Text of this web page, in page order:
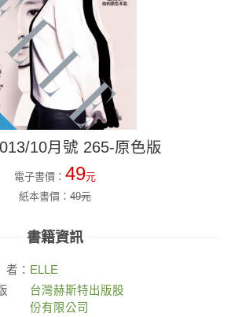
10月號 265-原色版
電子書價： 49元
紙本書價： 49元
書籍資訊
者： ELLE
台灣赫斯特出版股
份有限公司